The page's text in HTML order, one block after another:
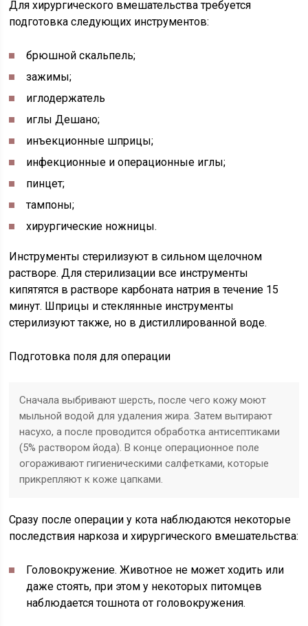
Для хирургического вмешательства требуется
подготовка следующих инструментов:
брюшной скальпель;
зажимы;
иглодержатель
иглы Дешано;
инъекционные шприцы;
инфекционные и операционные иглы;
пинцет;
тампоны;
хирургические ножницы.
Инструменты стерилизуют в сильном щелочном
растворе. Для стерилизации все инструменты
кипятятся в растворе карбоната натрия в течение 15
минут. Шприцы и стеклянные инструменты
стерилизуют также, но в дистиллированной воде.
Подготовка поля для операции
Сначала выбривают шерсть, после чего кожу моют
мыльной водой для удаления жира. Затем вытирают
насухо, а после проводится обработка антисептиками
(5% раствором йода). В конце операционное поле
огораживают гигиеническими салфетками, которые
прикрепляют к коже цапками.
Сразу после операции у кота наблюдаются некоторые
последствия наркоза и хирургического вмешательства:
Головокружение. Животное не может ходить или
даже стоять, при этом у некоторых питомцев
наблюдается тошнота от головокружения.